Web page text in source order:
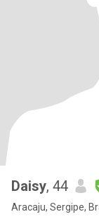
Daisy, 44
Aracaju, Sergipe,